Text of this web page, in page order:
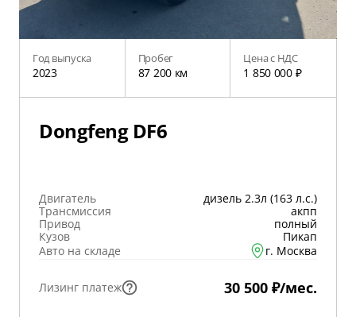
Год выпуска
2023
Пробег
87 200 км
Цена с НДС
1 850 000 ₽
Dongfeng DF6
Двигатель
дизель 2.3л (163 л.с.)
Трансмиссия
акпп
Привод
полный
Кузов
Пикап
Авто на складе
г. Москва
Лизинг платеж 30 500 ₽/мес.